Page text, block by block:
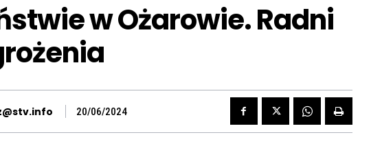
w Ożarowie. Radni
20/06/2024